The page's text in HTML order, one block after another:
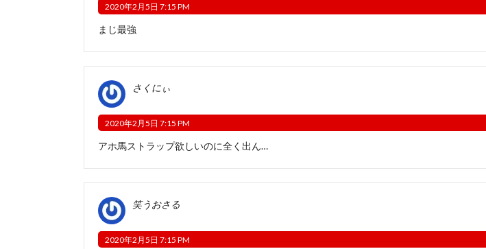
2020年2月5日 7:15 PM
まじ最強
さくにぃ
2020年2月5日 7:15 PM
アホ馬ストラップ欲しいのに全く出ん…
笑うおさる
2020年2月5日 7:15 PM